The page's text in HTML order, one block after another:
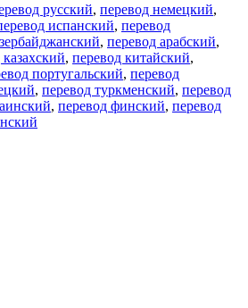
русский, перевод немецкий,
испанский, перевод
, перевод арабский,
, перевод китайский,
португальский, перевод
, перевод туркменский, перевод
, перевод финский, перевод